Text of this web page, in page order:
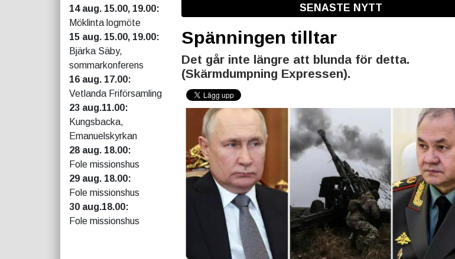
14 aug. 15.00, 19.00:
Möklinta logmöte
15 aug. 15.00, 19.00:
Bjärka Säby,
sommarkonferens
16 aug. 17.00:
Vetlanda Friförsamling
23 aug.11.00:
Kungsbacka,
Emanuelskyrkan
28 aug. 18.00:
Fole missionshus
29 aug. 18.00:
Fole missionshus
30 aug.18.00:
Fole missionshus
SENASTE NYTT
Spänningen tilltar
Det går inte längre att blunda för detta.
(Skärmdumpning Expressen).